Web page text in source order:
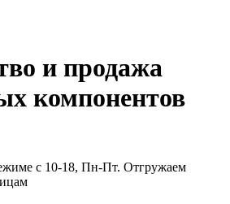
и продажа
компонентов
с 10-18, Пн-Пт. Отгружаем